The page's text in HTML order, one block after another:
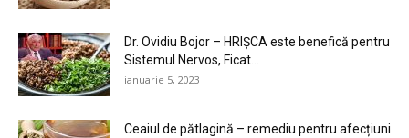
Dr. Ovidiu Bojor – HRIȘCA este benefică pentru
Sistemul Nervos, Ficat...
ianuarie 5, 2023
Ceaiul de pătlagină – remediu pentru afecțiuni